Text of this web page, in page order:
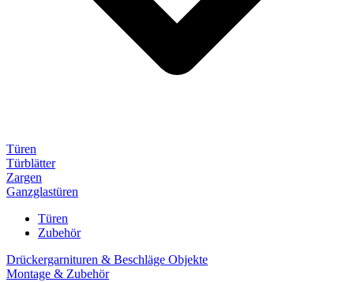
Türen
Türblätter
Zargen
Ganzglastüren
Türen
Zubehör
Drückergarnituren & Beschläge Objekte
Montage & Zubehör